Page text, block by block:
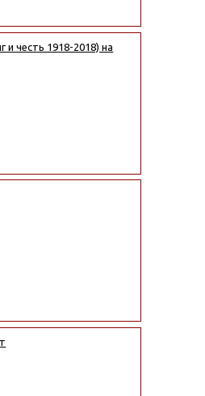
честь 1918-2018) на